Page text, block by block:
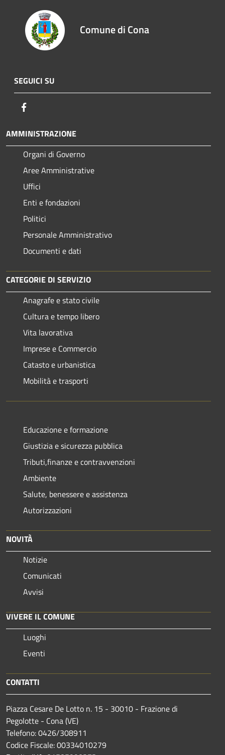
Comune di Cona
SEGUICI SU
AMMINISTRAZIONE
Organi di Governo
Aree Amministrative
Uffici
Enti e fondazioni
Politici
Personale Amministrativo
Documenti e dati
CATEGORIE DI SERVIZIO
Anagrafe e stato civile
Cultura e tempo libero
Vita lavorativa
Imprese e Commercio
Catasto e urbanistica
Mobilità e trasporti
Educazione e formazione
Giustizia e sicurezza pubblica
Tributi,finanze e contravvenzioni
Ambiente
Salute, benessere e assistenza
Autorizzazioni
NOVITÀ
Notizie
Comunicati
Avvisi
VIVERE IL COMUNE
Luoghi
Eventi
CONTATTI
Piazza Cesare De Lotto n. 15 - 30010 - Frazione di
Pegolotte - Cona (VE)
Telefono: 0426/308911
Codice Fiscale: 00334010279